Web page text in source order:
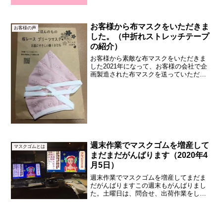
お客様の声
お客様から布マスクをいただきま
した。（中折れストレッチテープ
の紹介）
お客様から素敵な布マスクをいただきま
した2021年になって、お客様の会社で企
画製造された布マスクを送っていただき
マスクゴムとは
週末作業でマスクゴムを増産して
まだまだがんばります（2020年4
月5日）
週末作業でマスクゴムを増産してまだま
だがんばりますこの週末もがんばりまし
た。土曜日は、問合せ、出荷作業をしま